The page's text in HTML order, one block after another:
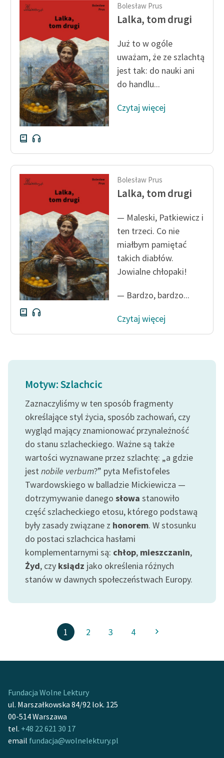
Bolesław Prus
Lalka, tom drugi
Już to w ogóle
uważam, że ze szlachtą
jest tak: do nauki ani
do handlu...
Czytaj więcej
Bolesław Prus
Lalka, tom drugi
— Maleski, Patkiewicz i
ten trzeci. Co nie
miałbym pamiętać
takich diabłów.
Jowialne chłopaki!
— Bardzo, bardzo...
Czytaj więcej
Motyw: Szlachcic
Zaznaczyliśmy w ten sposób fragmenty
określające styl życia, sposób zachowań, czy
wygląd mający znamionować przynależność
do stanu szlacheckiego. Ważne są także
wartości wyznawane przez szlachtę: „a gdzie
jest nobile verbum?” pyta Mefistofeles
Twardowskiego w balladzie Mickiewicza —
dotrzymywanie danego słowa stanowiło
część szlacheckiego etosu, którego podstawą
były zasady związane z honorem. W stosunku
do postaci szlachcica hasłami
komplementarnymi są: chłop, mieszczanin,
Żyd, czy ksiądz jako określenia różnych
stanów w dawnych społeczeństwach Europy.
1 2 3 4
Fundacja Wolne Lektury
ul. Marszałkowska 84/92 lok. 125
00-514 Warszawa
tel. +48 22 621 30 17
email fundacja@wolnelektury.pl